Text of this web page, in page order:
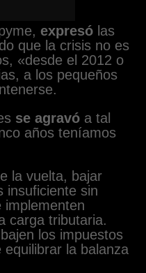
expresólas
que la crisis no es
«desde el 2012 o
a los pequeños
se agravóa tal
años teníamos
la vuelta, bajar
insuficiente sin
carga tributaria.
los impuestos
la balanza